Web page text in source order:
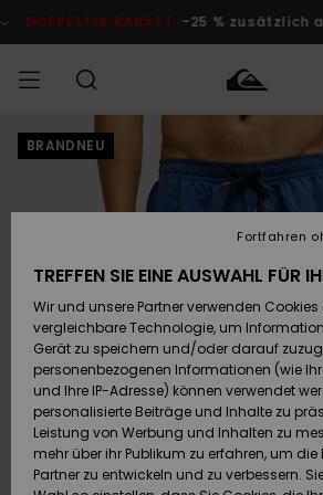
Produktinformation
RABATT -25 % zusätzlich auf
MÄNNER Kleidung
Accessoires
Schuhe&
Flip-Flops
Surf
Snow
JUNGEN
Kleidung
Accessoires
Schuhe&
Flip-Flops
Surf
Snow
FRAUEN
Shop
Brandneu
Highlights
Snow
SURF
Surf Shop
Männer
Kinder
Highlights
Community
SNOW
Snow Shop
Männer
Kinder
Snow Shop
Damen
Highlights
DOPPELTER
RABATT
Outlet
Herren
KINDER
Outlet
Frauen
Bestellung
zugreifen
Versand
Retouren
Bezahlung
Geschenkkarte
Quiksilver
BRANDNEU
TREFFEN SIE EINE AUSWAHL FÜR
Wir und unsere Partner verwenden Cookies
vergleichbare Technologie, um
Gerät zu speichern und/oder darauf
personenbezogenen Informationen (wie
und Ihre IP-Adresse) können verwendet
personalisierte Beiträge und Inhalte zu
Leistung von Werbung und Inhalten zu
mehr über ihr Publikum zu erfahren, um die
Partner zu entwickeln und zu verbessern.
Fortfahren